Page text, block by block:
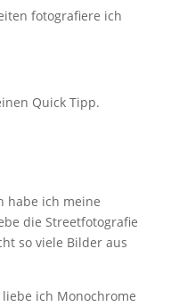
fotografiere ich
Quick Tipp.
habe ich meine
die Streetfotografie
so viele Bilder aus
ich Monochrome